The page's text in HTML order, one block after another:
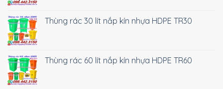
Thùng rác 30 lít nắp kín nhựa HDPE TR30
Thùng rác 60 lít nắp kín nhựa HDPE TR60